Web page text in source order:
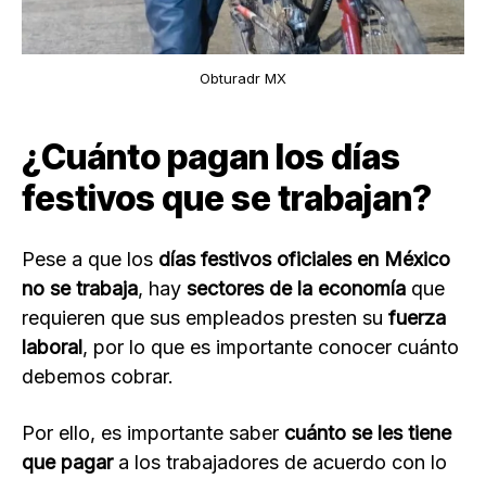
Obturadr MX
¿Cuánto pagan los días
festivos que se trabajan?
Pese a que los días festivos oficiales en México
no se trabaja, hay sectores de la economía que
requieren que sus empleados presten su fuerza
laboral, por lo que es importante conocer cuánto
debemos cobrar.
Por ello, es importante saber cuánto se les tiene
que pagara los trabajadores de acuerdo con lo